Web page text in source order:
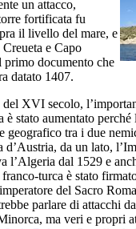
un attacco,
fortificata fu
il livello del mare, e
Creueta e Capo
documento che
datato 1407.
del XVI secolo,
è stato aumentato
geografico tra i due
d’Austria, da un lato,
l’Algeria dal 1529 e
franco-turca è stato
del Sacro
parlare di attacchi
ma veri e propri